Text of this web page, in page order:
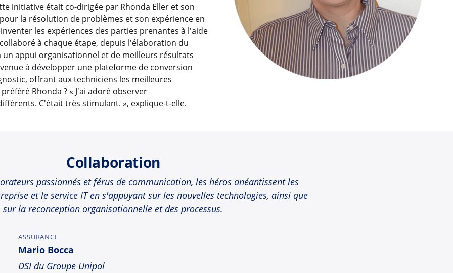
initiative était co-dirigée par Rhonda Eller et son
la résolution de problèmes et son expérience en
les expériences des parties prenantes à l'aide
à chaque étape, depuis l'élaboration du
appui organisationnel et de meilleurs résultats
à développer une plateforme de conversion
offrant aux techniciens les meilleures
Rhonda ? « J'ai adoré observer
C'était très stimulant. », explique-t-elle.
Collaboration
passionnés et férus de communication, les héros anéantissent les
et le service IT en s'appuyant sur les nouvelles technologies, ainsi que
sur la reconception organisationnelle et des processus.
ASSURANCE
Mario Bocca
DSI du Groupe Unipol